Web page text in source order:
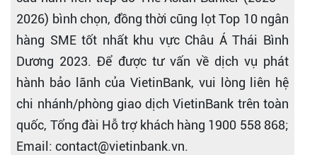
2026) bình chọn, đồng thời cũng lọt Top 10 ngân
hàng SME tốt nhất khu vực Châu Á Thái Bình
Dương 2023. Để được tư vấn về dịch vụ phát
hành bảo lãnh của VietinBank, vui lòng liên hệ
chi nhánh/phòng giao dịch VietinBank trên toàn
quốc, Tổng đài Hỗ trợ khách hàng 1900 558 868;
Email: contact@vietinbank.vn.